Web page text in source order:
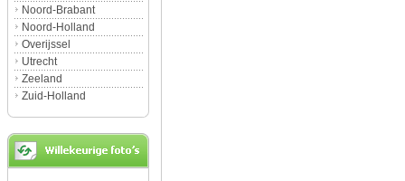
Noord-Brabant
Noord-Holland
Overijssel
Utrecht
Zeeland
Zuid-Holland